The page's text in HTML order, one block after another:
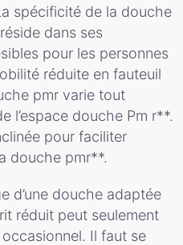
spécificité de la douche
dans ses
pour les personnes
réduite en fauteuil
pmr varie tout
l’espace douche Pm r**.
pour faciliter
douche pmr**.
d’une douche adaptée
réduit peut seulement
Il faut se